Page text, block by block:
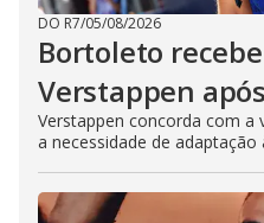
DO R7/05/08/2026
Bortoleto
Verstappen
Verstappen concorda com a
a necessidade de